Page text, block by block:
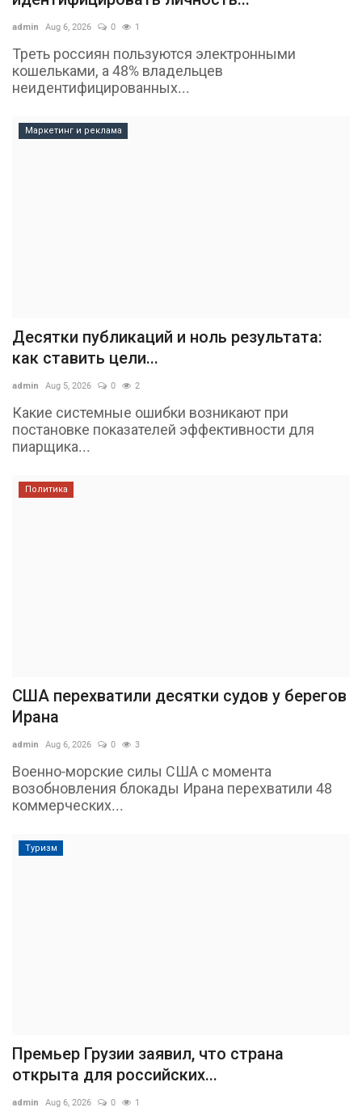
admin Aug 6, 2026 0 1
Треть россиян пользуются электронными
кошельками, а 48% владельцев
неидентифицированных...
Маркетинг и реклама
Десятки публикаций и ноль результата:
как ставить цели...
admin Aug 5, 2026 0 2
Какие системные ошибки возникают при
постановке показателей эффективности для
пиарщика...
Политика
США перехватили десятки судов у берегов
Ирана
admin Aug 6, 2026 0 3
Военно-морские силы США с момента
возобновления блокады Ирана перехватили 48
коммерческих...
Туризм
Премьер Грузии заявил, что страна
открыта для российских...
admin Aug 6, 2026 0 1